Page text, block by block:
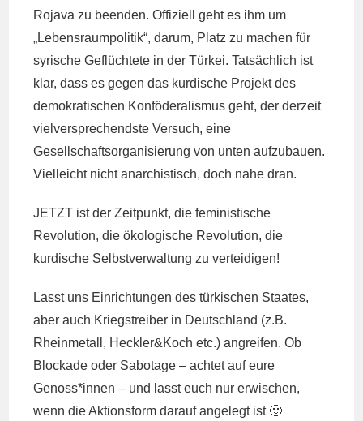
Rojava zu beenden. Offiziell geht es ihm um
„Lebensraumpolitik“, darum, Platz zu machen für
syrische Geflüchtete in der Türkei. Tatsächlich ist
klar, dass es gegen das kurdische Projekt des
demokratischen Konföderalismus geht, der derzeit
vielversprechendste Versuch, eine
Gesellschaftsorganisierung von unten aufzubauen.
Vielleicht nicht anarchistisch, doch nahe dran.
JETZT ist der Zeitpunkt, die feministische
Revolution, die ökologische Revolution, die
kurdische Selbstverwaltung zu verteidigen!
Lasst uns Einrichtungen des türkischen Staates,
aber auch Kriegstreiber in Deutschland (z.B.
Rheinmetall, Heckler&Koch etc.) angreifen. Ob
Blockade oder Sabotage – achtet auf eure
Genoss*innen – und lasst euch nur erwischen,
wenn die Aktionsform darauf angelegt ist 🙂